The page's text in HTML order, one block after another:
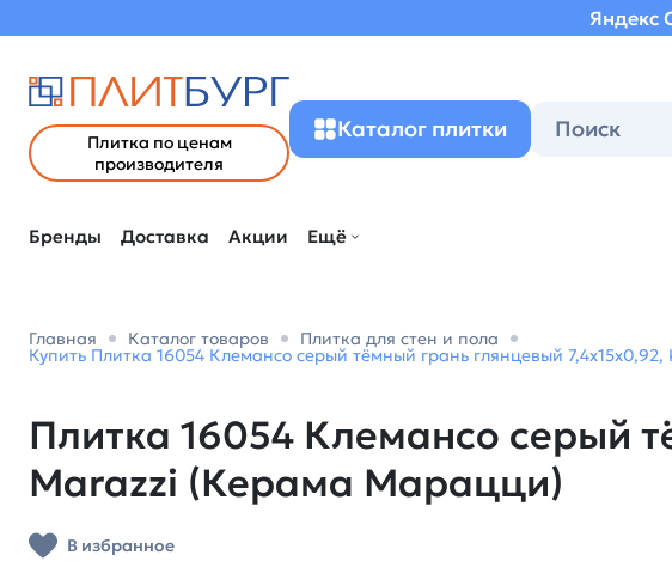
Яндекс
Плитка по ценам
производителя
Каталог плитки
Бренды Доставка Акции Ещё
Главная Каталог товаров Плитка для стен и пола
Купить Плитка 16054 Клемансо серый тёмный грань глянцевый
Плитка 16054 Клемансо серый
Marazzi (Керама Марацци)
В избранное